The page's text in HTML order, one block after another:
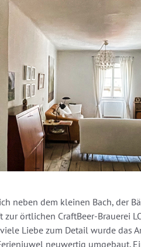
neben dem kleinen Bach, der
örtlichen CraftBeer-Brauerei
Liebe zum Detail wurde das
neuwertig umgebaut.